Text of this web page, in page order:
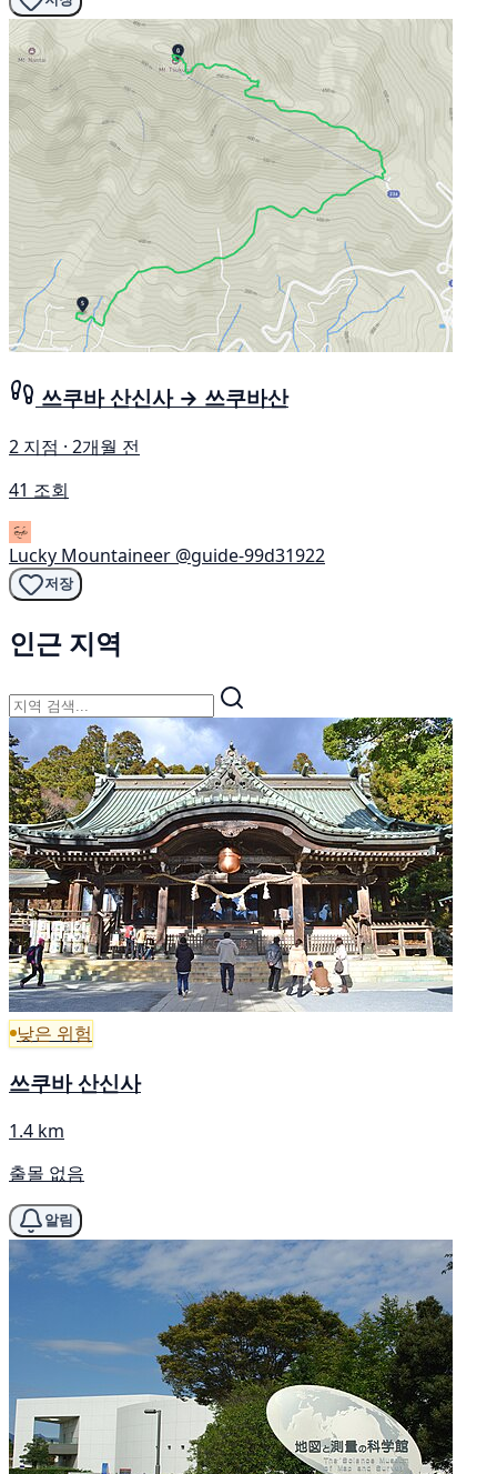
쓰쿠바 산신사 → 쓰쿠바산
2 지점 · 2개월 전
41 조회
Lucky Mountaineer @guide-99d31922
저장
인근 지역
낮은 위험
쓰쿠바 산신사
1.4 km
출몰 없음
알림